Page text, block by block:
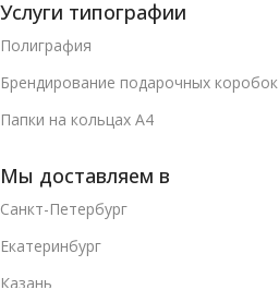
Услуги типографии
Полиграфия
Брендирование подарочных коробок
Папки на кольцах А4
Мы доставляем в
Санкт-Петербург
Екатеринбург
Казань